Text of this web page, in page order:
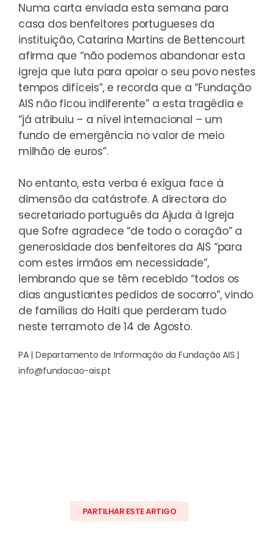
Numa carta enviada esta semana para
casa dos benfeitores portugueses da
instituição, Catarina Martins de Bettencourt
afirma que “não podemos abandonar esta
igreja que luta para apoiar o seu povo nestes
tempos difíceis”, e recorda que a “Fundação
AIS não ficou indiferente” a esta tragédia e
“já atribuiu – a nível internacional – um
fundo de emergência no valor de meio
milhão de euros”.
No entanto, esta verba é exígua face à
dimensão da catástrofe. A directora do
secretariado português da Ajuda à Igreja
que Sofre agradece “de todo o coração” a
generosidade dos benfeitores da AIS “para
com estes irmãos em necessidade”,
lembrando que se têm recebido “todos os
dias angustiantes pedidos de socorro”, vindo
de famílias do Haiti que perderam tudo
neste terramoto de 14 de Agosto.
PA | Departamento de Informação da Fundação AIS |
info@fundacao-ais.pt
PARTILHAR ESTE ARTIGO